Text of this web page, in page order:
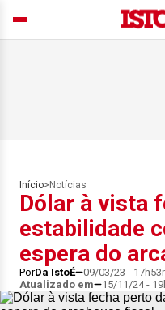
Início> Notícias
Dólar à vista
estabilidade
espera do
PorDa IstoÉ 09/03/23 -
Atualizado em
15/11/24 -